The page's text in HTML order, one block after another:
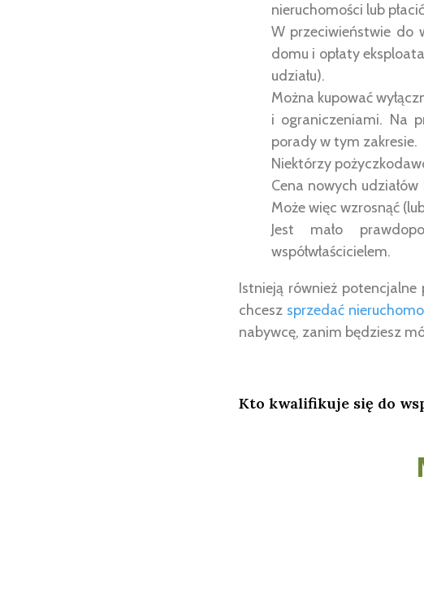
nieruchomości lub
W przeciwieństwie do
domu i opłaty
udziału).
Można kupować
i ograniczeniami. Na
porady w tym zakresie.
Niektórzy
Cena nowych
Może więc wzrosnąć
Jest mało
współwłaścicielem.
Istnieją również potencjalne
chcesz sprzedać
nabywcę, zanim będziesz
Kto kwalifikuje się do